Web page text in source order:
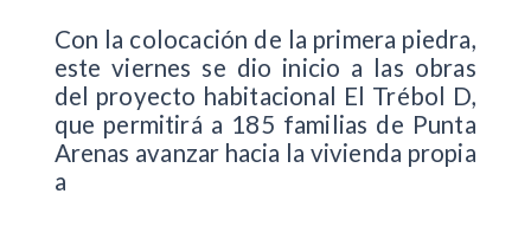
Con la colocación de la primera piedra,
este viernes se dio inicio a las obras
del proyecto habitacional El Trébol D,
que permitirá a 185 familias de Punta
Arenas avanzar hacia la vivienda propia
a